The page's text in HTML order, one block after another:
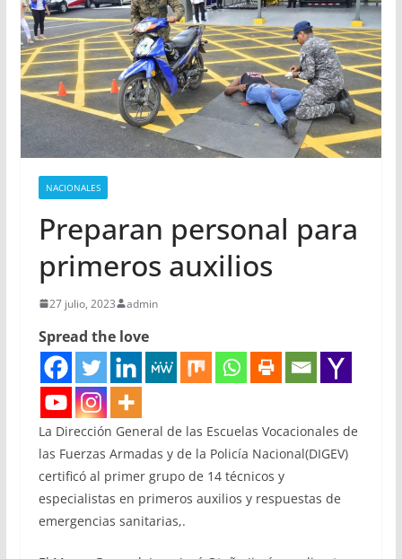
NACIONALES
Preparan personal para
primeros auxilios
27 julio, 2023 admin
Spread the love
La Dirección General de las Escuelas Vocacionales de
las Fuerzas Armadas y de la Policía Nacional(DIGEV)
certificó al primer grupo de 14 técnicos y
especialistas en primeros auxilios y respuestas de
emergencias sanitarias,.